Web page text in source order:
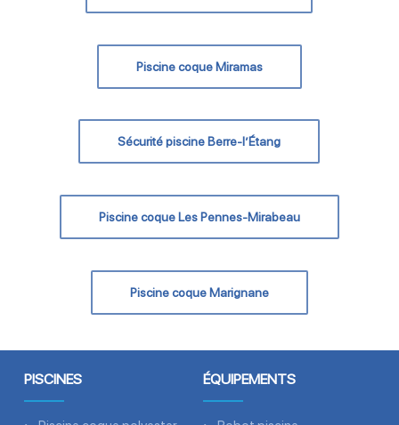
Piscine coque Miramas
Sécurité piscine Berre-l’Étang
Piscine coque Les Pennes-Mirabeau
Piscine coque Marignane
PISCINES ÉQUIPEMENTS